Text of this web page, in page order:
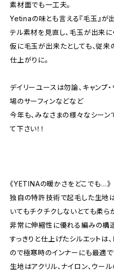
素材面でも一工夫。
Yetinaの味とも言える『毛玉』が
テル素材を見直し、毛玉が出来に
仮に毛玉が出来たとしても、従
仕上がりに。
デイリーユースは勿論、キャンプ
場のサーフィンなどなど
今年も、みなさまの様々なシーン
て下さい！！
《YETINAの暖かさをどこでも…》
独自の特許技術で起毛した生地は
いてもチクチクしないとても柔ら
非常に伸縮性に優れる編みの構造
すっきりと仕上げたシルエットは
ので極寒時のインナーにも最適で
生地はアクリル、ナイロン、ウー